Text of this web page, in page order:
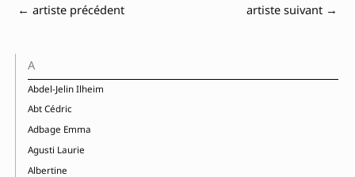
← artiste précédent artiste suivant →
A
Abdel-Jelin Ilheim
Abt Cédric
Adbage Emma
Agusti Laurie
Albertine